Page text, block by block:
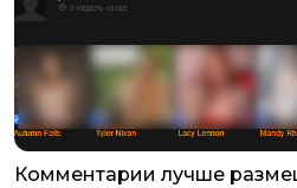
Комментарии лучше